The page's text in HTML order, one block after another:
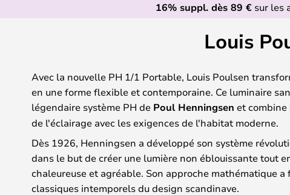
16% suppl. dès 89 €sur les
Louis
Avec la nouvelle PH 1/1 Portable, Louis Poulsen
en une forme flexible et contemporaine. Ce luminaire
légendaire système PH de Poul Henningsen et
de l'éclairage avec les exigences de l'habitat moderne.
Dès 1926, Henningsen a développé son système
dans le but de créer une lumière non éblouissante tout
chaleureuse et agréable. Son approche mathématique
classiques intemporels du design scandinave.